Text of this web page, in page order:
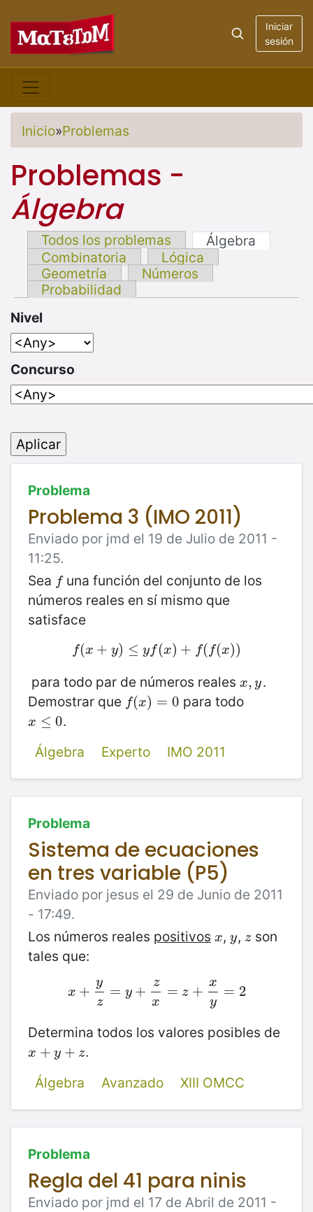
Iniciar
sesión
Inicio»Problemas
Problemas -
Álgebra
Todos los problemas
Álgebra
Combinatoria
Lógica
Geometría
Números
Probabilidad
Nivel
Concurso
Problema
Problema 3 (IMO 2011)
Enviado por jmd el 19 de Julio de 2011 -
11:25.
Sea f
funa función del conjunto de los
números reales en sí mismo que
satisface
f(x + y) ≤ y f(x) + f( f(x))
f(x+y )≤ yf(x)+ f( (x ))
para todo par de números reales x, y
x,y .
Demostrar que f(x) = 0
f(x)= 0 para todo
x ≤ 0
x≤0
.
Álgebra
Experto IMO 2011
Problema
Sistema de ecuaciones
en tres variable (P5)
Enviado por jesus el 29 de Junio de 2011
- 17:49.
Los números reales positivos x
x,y
y, z
zson
tales que:
x +
y
z
= y +
z
x
= z +
x
y
= 2
x+ yz = y+ zx =z +xy=2
Determina todos los valores posibles de
x + y + z
x+y + z
.
Álgebra
Avanzado XIII OMCC
Problema
Regla del 41 para ninis
Enviado por jmd el 17 de Abril de 2011 -